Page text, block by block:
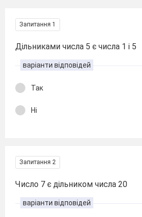
Запитання 1
Дільниками числа 5 є числа 1 і 5
варіанти відповідей
Так
Ні
Запитання 2
Число 7 є дільником числа 20
варіанти відповідей